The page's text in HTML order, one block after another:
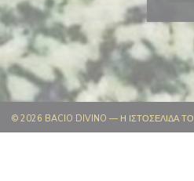
© 2026 BACIO DIVINO — Η ΙΣΤΟΣΕΛΊΔΑ